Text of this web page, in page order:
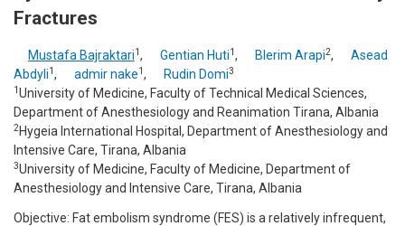
Fractures
Mustafa Bajraktari1, Gentian Huti1, Blerim Arapi2,
Asead
Abdyli1, admir nake1, Rudin Domi3
1University of Medicine, Faculty of Technical Medical Sciences,
Department of Anesthesiology and Reanimation Tirana, Albania
2 Hygeia International Hospital, Department of Anesthesiology and
Intensive Care, Tirana, Albania
3University of Medicine, Faculty of Medicine, Department of
Anesthesiology and Intensive Care, Tirana, Albania
Objective: Fat embolism syndrome (FES) is a relatively infrequent,